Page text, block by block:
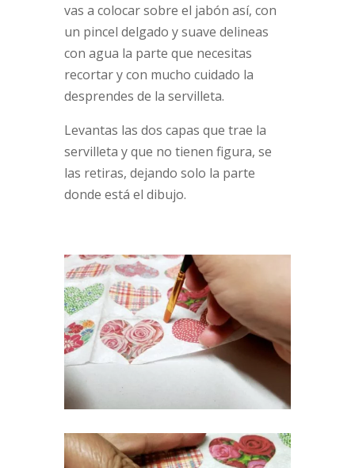
vas a colocar sobre el jabón así, con
un pincel delgado y suave delineas
con agua la parte que necesitas
recortar y con mucho cuidado la
desprendes de la servilleta.
Levantas las dos capas que trae la
servilleta y que no tienen figura, se
las retiras, dejando solo la parte
donde está el dibujo.